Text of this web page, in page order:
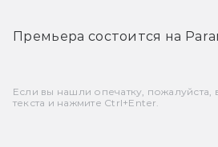
Премьера состоится на
Если вы нашли опечатку, пожалуйста,
текста и нажмите Ctrl+Enter.